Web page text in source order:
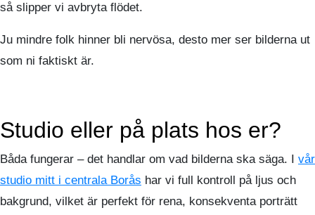
så slipper vi avbryta flödet.
Ju mindre folk hinner bli nervösa, desto mer ser bilderna ut
som ni faktiskt är.
Studio eller på plats hos er?
Båda fungerar – det handlar om vad bilderna ska säga. I vår
studio mitt i centrala Borås har vi full kontroll på ljus och
bakgrund, vilket är perfekt för rena, konsekventa porträtt